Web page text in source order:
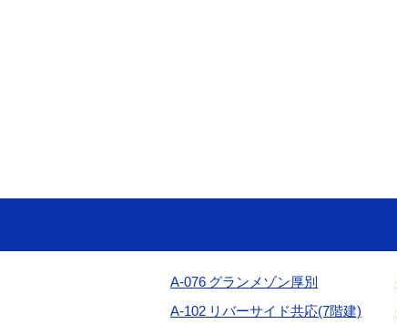
A-076 グランメゾン厚別
A-102 リバーサイド共応(7階建)